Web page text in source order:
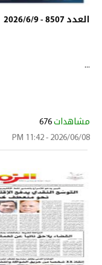
العدد 8507 - 2026/6/9
...
مشاهدات 676
2026/06/08 - 11:42 PM